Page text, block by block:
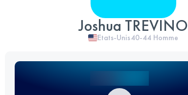
Joshua TREVINO
Etats-Unis40-44 Homme